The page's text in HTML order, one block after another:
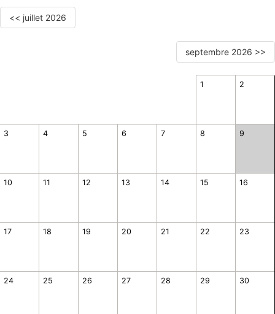
<< juillet 2026
septembre 2026 >>
1 2
3 4 5 6 7 8 9
10 11 12 13 14 15 16
17 18 19 20 21 22 23
24 25 26 27 28 29 30